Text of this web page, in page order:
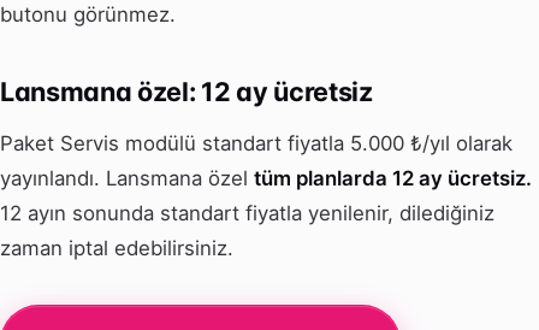
butonu görünmez.
Lansmana özel: 12 ay ücretsiz
Paket Servis modülü standart fiyatla 5.000 ₺/yıl olarak
yayınlandı. Lansmana özel tüm planlarda 12 ay ücretsiz.
12 ayın sonunda standart fiyatla yenilenir, dilediğiniz
zaman iptal edebilirsiniz.